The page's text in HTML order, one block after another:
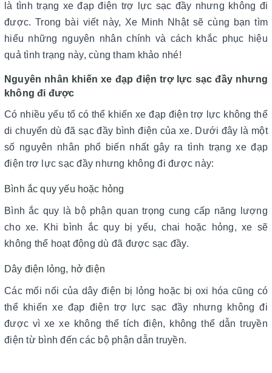
là tình trạng xe đạp điện trợ lực sạc đầy nhưng không đi
được. Trong bài viết này, Xe Minh Nhật sẽ cùng bạn tìm
hiểu những nguyên nhân chính và cách khắc phục hiệu
quả tình trạng này, cùng tham khảo nhé!
Nguyên nhân khiến xe đạp điện trợ lực sạc đầy nhưng
không đi được
Có nhiều yếu tố có thể khiến xe đạp điện trợ lực không thể
di chuyển dù đã sạc đầy bình điện của xe. Dưới đây là một
số nguyên nhân phổ biến nhất gây ra tình trạng xe đạp
điện trợ lực sạc đầy nhưng không đi được này:
Bình ắc quy yếu hoặc hỏng
Bình ắc quy là bộ phận quan trọng cung cấp năng lượng
cho xe. Khi bình ắc quy bị yếu, chai hoặc hỏng, xe sẽ
không thể hoạt động dù đã được sạc đầy.
Dây điện lỏng, hở điện
Các mối nối của dây điện bị lỏng hoặc bị oxi hóa cũng có
thể khiến xe đạp điện trợ lực sạc đầy nhưng không đi
được vì xe xe không thể tích điện, không thể dẫn truyền
điện từ bình đến các bộ phận dẫn truyền.